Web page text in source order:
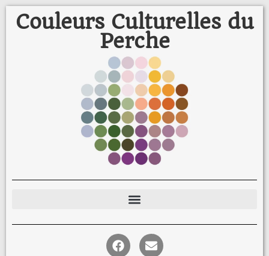
Couleurs Culturelles du
Perche